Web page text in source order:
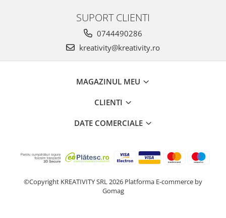
Terapie de integrare senzorială
SUPORT CLIENTI
0744490286
kreativity@kreativity.ro
MAGAZINUL MEU
CLIENTI
DATE COMERCIALE
©Copyright KREATIVITY SRL 2026 Platforma E-commerce by
Gomag